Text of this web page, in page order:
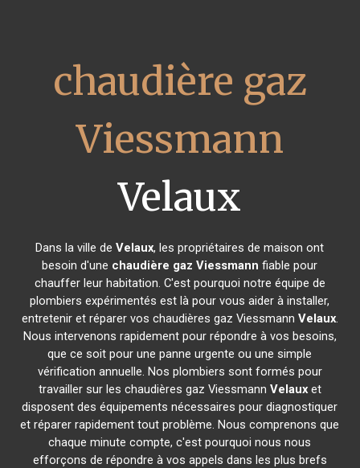
chaudière gaz
Viessmann
Velaux
Dans la ville deVelaux, les propriétaires de maison ont
besoin d'une chaudière gaz Viessmann fiable pour
chauffer leur habitation. C'est pourquoi notre équipe de
plombiers expérimentés est là pour vous aider à installer,
entretenir et réparer vos chaudières gaz Viessmann Velaux.
Nous intervenons rapidement pour répondre à vos besoins,
que ce soit pour une panne urgente ou une simple
vérification annuelle. Nos plombiers sont formés pour
travailler sur les chaudières gaz Viessmann Velauxet
disposent des équipements nécessaires pour diagnostiquer
et réparer rapidement tout problème. Nous comprenons que
chaque minute compte, c'est pourquoi nous nous
efforçons de répondre à vos appels dans les plus brefs